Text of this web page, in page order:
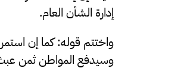
إدارة الشأن العام.
واختتم قوله: كما إن
وسيدفع المواطن ثمن